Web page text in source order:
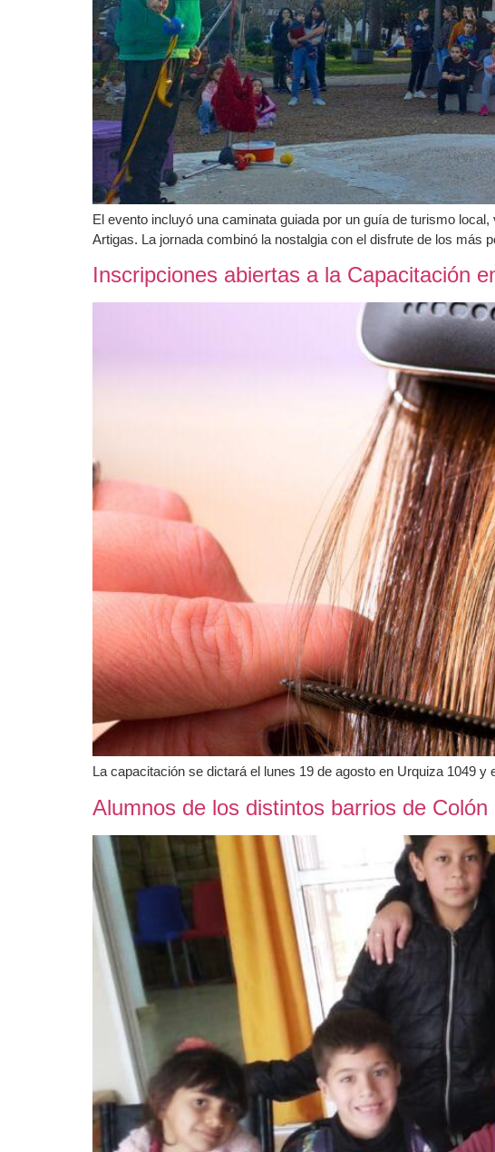
El evento incluyó una caminata guiada por un guía de turismo
Artigas. La jornada combinó la nostalgia con el disfrute de los más
Inscripciones abiertas a la Capacitación
La capacitación se dictará el lunes 19 de agosto en Urquiza 1049
Alumnos de los distintos barrios de